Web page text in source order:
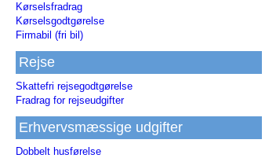
Kørselsfradrag
Kørselsgodtgørelse
Firmabil (fri bil)
Rejse
Skattefri rejsegodtgørelse
Fradrag for rejseudgifter
Erhvervsmæssige udgifter
Dobbelt husførelse